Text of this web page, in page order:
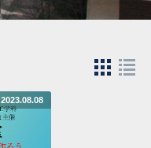
2023.08.08